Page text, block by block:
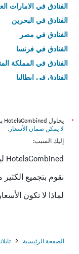
الفنادق في الامارات
الفنادق في البحرين
الفنادق في مصر
الفنادق في فرنسا
الفنادق في المملكة
الفنادق في إيطاليا
*
يحاول HotelsCombined بشكل دائم الحصول على الأسعار الدقيقة، ولكن
لا يمكن ضمان الأسعار .
إليك السبب:
HotelsCombined ليس البائع
نقوم بتجميع الكثير
لماذا لا تكون الأسعار
الصفحة الرئيسية